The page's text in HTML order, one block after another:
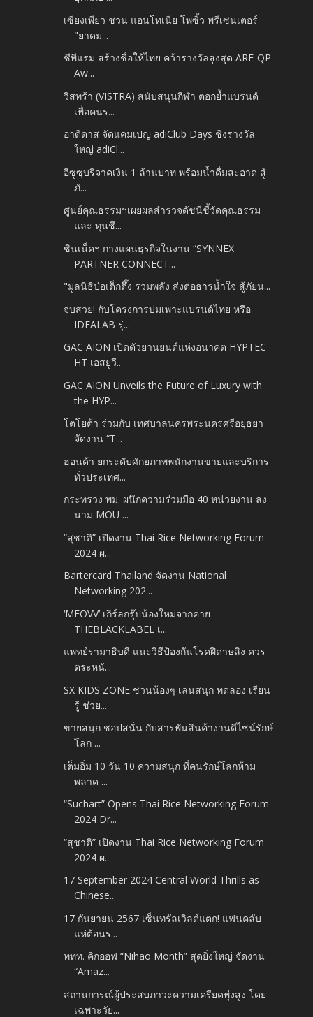
เซียงเพียว ชวน แอนโทเนีย โพซิ้ว พรีเซนเตอร์
"ยาดม...
ซีพีแรม สร้างชื่อให้ไทย คว้ารางวัลสูงสุด ARE-QP
Aw...
วิสทร้า (VISTRA) สนับสนุนกีฬา ตอกย้ำแบรนด์
เพื่อคนร...
อาดิดาส จัดแคมเปญ adiClub Days ชิงรางวัล
ใหญ่ adiCl...
อีซูซุบริจาคเงิน 1 ล้านบาท พร้อมน้ำดื่มสะอาด สู้
ภั...
ศูนย์คุณธรรมฯเผยผลสำรวจดัชนีชี้วัดคุณธรรม
และ ทุนชี...
ซินเน็คฯ กางแผนธุรกิจในงาน “SYNNEX
PARTNER CONNECT...
"มูลนิธิป่อเต็กตึ๊ง รวมพลัง ส่งต่อธารน้ำใจ สู้ภัยน...
จบสวย! กับโครงการบ่มเพาะแบรนด์ไทย หรือ
IDEALAB รุ่...
GAC AION เปิดตัวยานยนต์แห่งอนาคต HYPTEC
HT เอสยูวี...
GAC AION Unveils the Future of Luxury with
the HYP...
โตโยต้า ร่วมกับ เทศบาลนครพระนครศรีอยุธยา
จัดงาน “T...
ฮอนด้า ยกระดับศักยภาพพนักงานขายและบริการ
ทั่วประเทศ...
กระทรวง พม. ผนึกความร่วมมือ 40 หน่วยงาน ลง
นาม MOU ...
“สุชาติ” เปิดงาน Thai Rice Networking Forum
2024 ผ...
Bartercard Thailand จัดงาน National
Networking 202...
‘MEOVV’ เกิร์ลกรุ๊ปน้องใหม่จากค่าย
THEBLACKLABEL เ...
แพทย์รามาธิบดี แนะวิธีป้องกันโรคฝีดาษลิง ควร
ตระหนั...
SX KIDS ZONE ชวนน้องๆ เล่นสนุก ทดลอง เรียน
รู้ ช่วย...
ขายสนุก ชอปสนั่น กับสารพันสินค้างานดีไซน์รักษ์
โลก ...
เต็มอิ่ม 10 วัน 10 ความสนุก ที่คนรักษ์โลกห้าม
พลาด ...
“Suchart” Opens Thai Rice Networking Forum
2024 Dr...
“สุชาติ” เปิดงาน Thai Rice Networking Forum
2024 ผ...
17 September 2024 Central World Thrills as
Chinese...
17 กันยายน 2567 เซ็นทรัลเวิลด์แตก! แฟนคลับ
แห่ต้อนร...
ททท. คิกออฟ “Nihao Month” สุดยิ่งใหญ่ จัดงาน
“Amaz...
สถานการณ์ผู้ประสบภาวะความเครียดพุ่งสูง โดย
เฉพาะวัย...